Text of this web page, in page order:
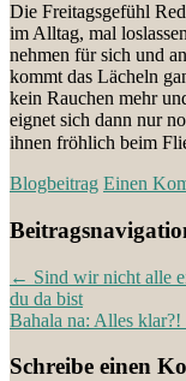
Die Freitagsgefühl
im Alltag, mal
nehmen für sich und
kommt das Lächeln
kein Rauchen mehr
eignet sich dann nur
ihnen fröhlich beim
Blogbeitrag Einen
← Sind wir nicht alle
du da bist
Bahala na: Alles klar?!
Schreibe einen